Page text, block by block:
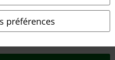
préférences